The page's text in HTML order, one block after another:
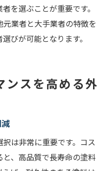
を選ぶことが重要です。
業者と大手業者の特徴を
びが可能となります。
ンスを高める外
は非常に重要です。コス
、高品質で長寿命の塗料